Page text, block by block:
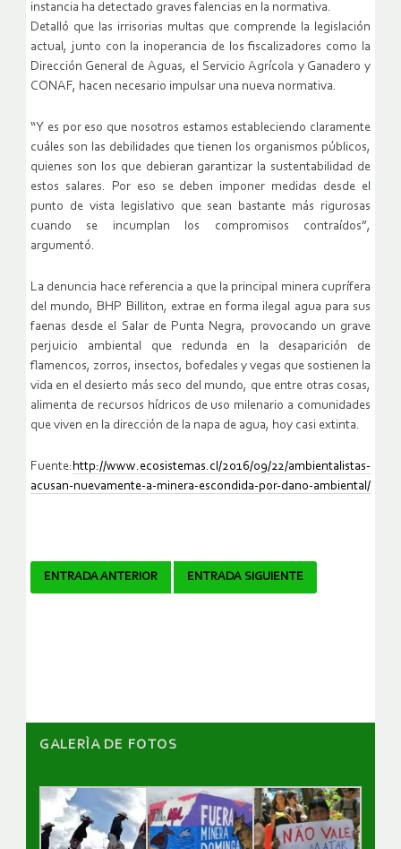
instancia ha detectado graves falencias en la normativa.
Detalló que las irrisorias multas que comprende la legislación
actual, junto con la inoperancia de los fiscalizadores como la
Dirección General de Aguas, el Servicio Agrícola y Ganadero y
CONAF, hacen necesario impulsar una nueva normativa.
“Y es por eso que nosotros estamos estableciendo claramente
cuáles son las debilidades que tienen los organismos públicos,
quienes son los que debieran garantizar la sustentabilidad de
estos salares. Por eso se deben imponer medidas desde el
punto de vista legislativo que sean bastante más rigurosas
cuando se incumplan los compromisos contraídos”,
argumentó.
La denuncia hace referencia a que la principal minera cuprífera
del mundo, BHP Billiton, extrae en forma ilegal agua para sus
faenas desde el Salar de Punta Negra, provocando un grave
perjuicio ambiental que redunda en la desaparición de
flamencos, zorros, insectos, bofedales y vegas que sostienen la
vida en el desierto más seco del mundo, que entre otras cosas,
alimenta de recursos hídricos de uso milenario a comunidades
que viven en la dirección de la napa de agua, hoy casi extinta.
Fuente: http://www.ecosistemas.cl/2016/09/22/ambientalistas-
acusan-nuevamente-a-minera-escondida-por-dano-ambiental/
Navegador
ENTRADA ANTERIOR ENTRADA SIGUIENTE
GALERÌA DE FOTOS